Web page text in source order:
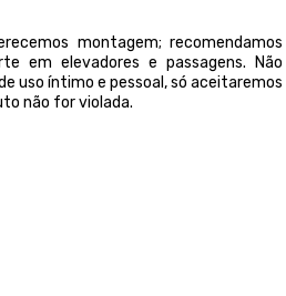
montagem; recomendamos
em elevadores e passagens. Não
uso íntimo e pessoal, só aceitaremos
não for violada.